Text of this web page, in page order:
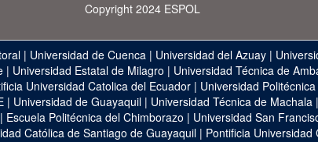
Copyright 2024 ESPOL
| Universidad de Cuenca | Universidad del Azuay |
| Universidad Estatal de Milagro | Universidad Técnica de
Universidad Catolica del Ecuador| Universidad
| Universidad de Guayaquil | Universidad Técnica de Machala
Escuela Politécnica del Chimborazo | Universidad San
Católica de Santiago de Guayaquil | Pontificia